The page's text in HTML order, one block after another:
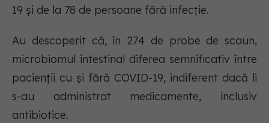
19 și de la 78 de persoane fără infecție.
Au descoperit că, în 274 de probe de scaun,
microbiomul intestinal diferea semnificativ între
pacienții cu și fără COVID-19, indiferent dacă li
s-au administrat medicamente, inclusiv
antibiotice.